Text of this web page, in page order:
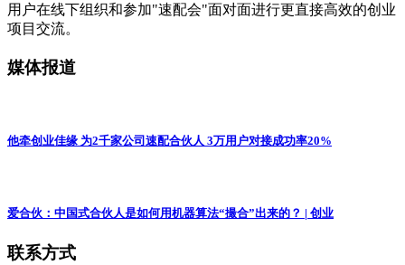
用户在线下组织和参加"速配会"面对面进行更直接高效的创业
项目交流。
媒体报道
他牵创业佳缘 为2千家公司速配合伙人 3万用户对接成功率20%
爱合伙：中国式合伙人是如何用机器算法“撮合”出来的？ | 创业
联系方式